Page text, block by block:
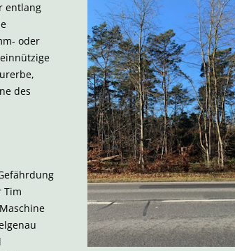
entlang
oder
des
Tim